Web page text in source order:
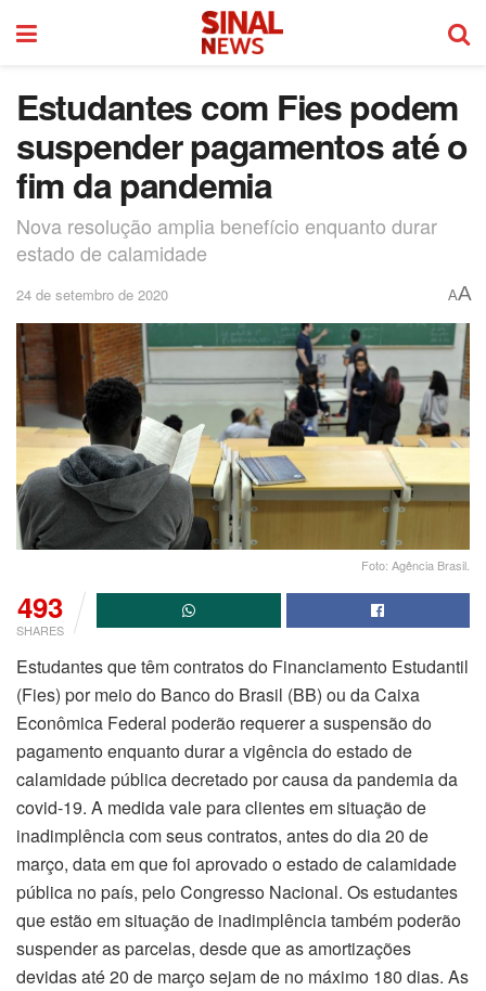
Estudantes com Fies podem
suspender pagamentos até o
fim da pandemia
Nova resolução amplia benefício enquanto durar
estado de calamidade
24 de setembro de 2020 AA
Foto: Agência Brasil.
493
SHARES
Estudantes que têm contratos do Financiamento Estudantil
(Fies) por meio do Banco do Brasil (BB) ou da Caixa
Econômica Federal poderão requerer a suspensão do
pagamento enquanto durar a vigência do estado de
calamidade pública decretado por causa da pandemia da
covid-19. A medida vale para clientes em situação de
inadimplência com seus contratos, antes do dia 20 de
março, data em que foi aprovado o estado de calamidade
pública no país, pelo Congresso Nacional. Os estudantes
que estão em situação de inadimplência também poderão
suspender as parcelas, desde que as amortizações
devidas até 20 de março sejam de no máximo 180 dias. As